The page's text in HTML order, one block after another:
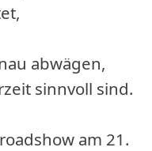
abwägen,
sinnvoll sind.
am 21.